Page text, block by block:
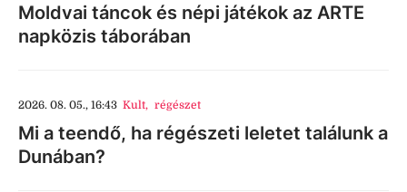
Moldvai táncok és népi játékok az ARTE
napközis táborában
2026. 08. 05., 16:43 Kult, régészet
Mi a teendő, ha régészeti leletet találunk a
Dunában?